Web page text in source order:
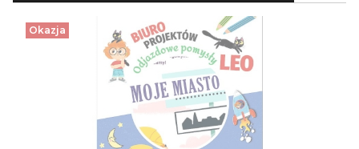
Okazja